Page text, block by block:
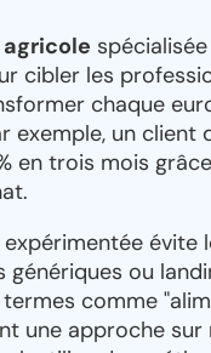
cibler les
chaque
exemple, un client
en trois mois
expérimentée évite
ou
comme
une approche